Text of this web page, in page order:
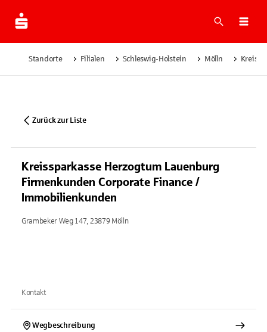
Suche
Standorte Filialen Schleswig-Holstein Mölln
Zurück zur Liste
Kreissparkasse Herzogtum Lauenburg
Firmenkunden Corporate Finance /
Immobilienkunden
Grambeker Weg 147, 23879 Mölln
Kontakt
Wegbeschreibung